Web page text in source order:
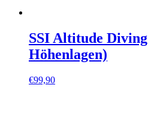
SSI Altitude
Höhenlagen)
€99,90